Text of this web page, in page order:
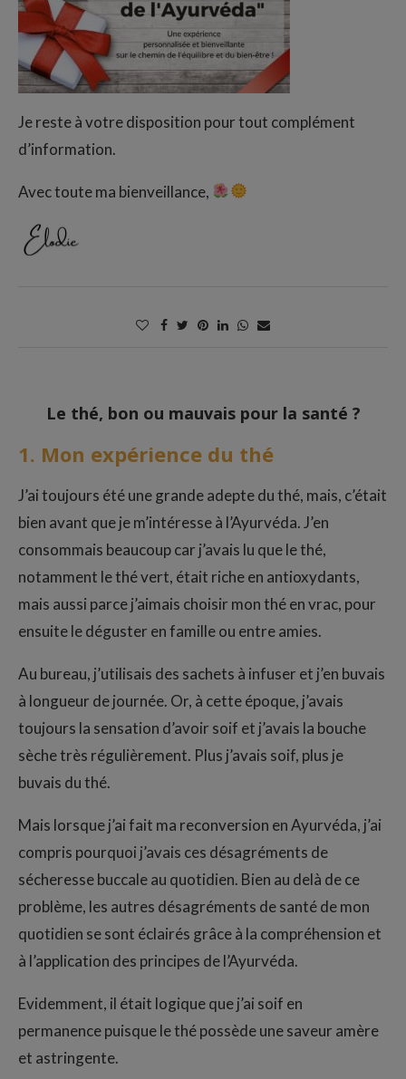
Je reste à votre disposition pour tout complément
d’information.
Avec toute ma bienveillance,
Le thé, bon ou mauvais pour la santé ?
1. Mon expérience du thé
J’ai toujours été une grande adepte du thé, mais, c’était
bien avant que je m’intéresse à l’Ayurvéda. J’en
consommais beaucoup car j’avais lu que le thé,
notamment le thé vert, était riche en antioxydants,
mais aussi parce j’aimais choisir mon thé en vrac, pour
ensuite le déguster en famille ou entre amies.
Au bureau, j’utilisais des sachets à infuser et j’en buvais
à longueur de journée. Or, à cette époque, j’avais
toujours la sensation d’avoir soif et j’avais la bouche
sèche très régulièrement. Plus j’avais soif, plus je
buvais du thé.
Mais lorsque j’ai fait ma reconversion en Ayurvéda, j’ai
compris pourquoi j’avais ces désagréments de
sécheresse buccale au quotidien. Bien au delà de ce
problème, les autres désagréments de santé de mon
quotidien se sont éclairés grâce à la compréhension et
à l’application des principes de l’Ayurvéda.
Evidemment, il était logique que j’ai soif en
permanence puisque le thé possède une saveur amère
et astringente.